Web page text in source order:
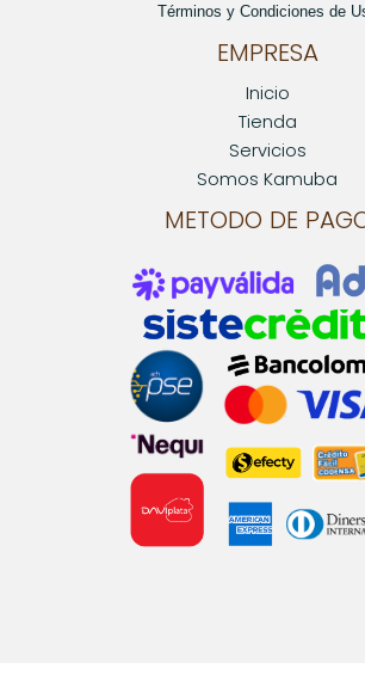
Términos y Condiciones de
EMPRESA
Inicio
Tienda
Servicios
Somos Kamuba
METODO DE